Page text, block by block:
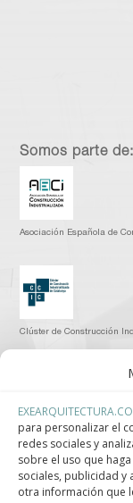
para personalizar el
redes sociales y
sobre el uso que
sociales, publicidad y
otra información que
Somos parte de:
Asociación Española de
Clúster de Construcción
Centro de Innovación